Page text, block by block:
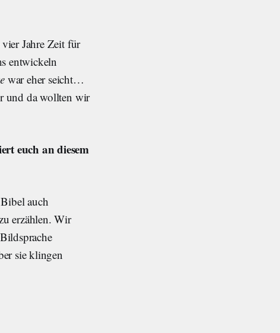
Jahre Zeit für
entwickeln
war eher seicht…
und da wollten wir
euch an diesem
auch
erzählen. Wir
sie klingen